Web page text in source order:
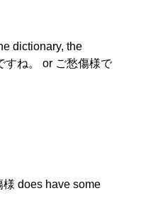
dictionary, the
すね。 or ご愁傷様で
does have some